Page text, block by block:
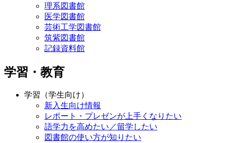
理系図書館
医学図書館
芸術工学図書館
筑紫図書館
記録資料館
学習・教育
学習（学生向け）
新入生向け情報
レポート・プレゼンが上手くなりたい
語学力を高めたい／留学したい
図書館の使い方が知りたい